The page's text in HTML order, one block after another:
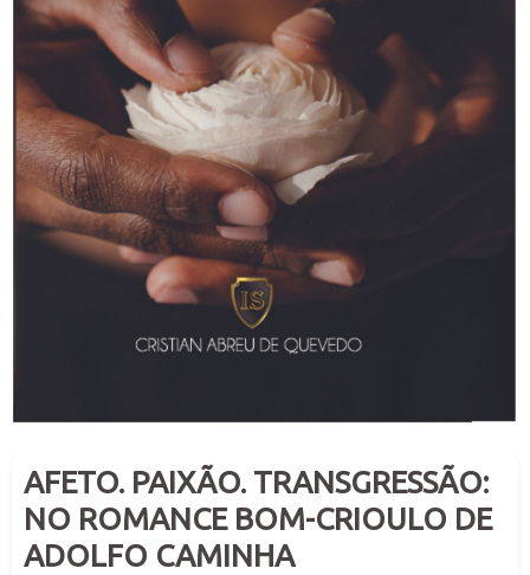
AFETO. PAIXÃO. TRANSGRESSÃO:
NO ROMANCE BOM-CRIOULO DE
ADOLFO CAMINHA